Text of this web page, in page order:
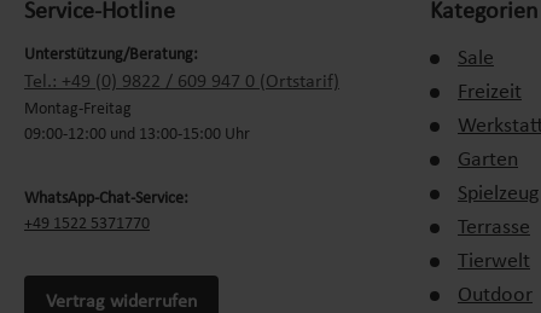
Wasserwechsel alle drei Monate
, um Rückstände und
Häufige Fehler bei der Whirlpool-
Überdosierung von Desinfektionsmitteln, die zu
Zu seltene Reinigung des Filters, wodurch das Wasser
Service-Hotline
Unterstützung/Beratung:
Tel.: +49 (0) 9822 / 609 947 0 (Ortstarif)
Montag-Freitag
09:00-12:00 und 13:00-15:00 Uhr
WhatsApp-Chat-Service:
+49 1522 5371770
Vertrag widerrufen
Kategorien
Sale
Freizeit
Garten
Spielzeug
Terrasse
Tierwelt
Outdoor